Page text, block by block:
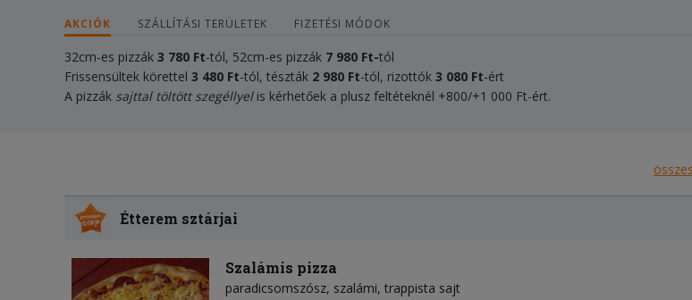
AKCIÓK SZÁLLÍTÁSI TERÜLETEK FIZETÉSI MÓDOK
32cm-es pizzák 3 780 Ft-tól, 52cm-es pizzák 7 980 Ft-tól
Frissensültek körettel 3 480 Ft-tól, tészták 2 980 Ft-tól, rizottók 3 080 Ft-ért
A pizzák sajttal töltött szegéllyelis kérhetőek a plusz feltéteknél +800/+1 000 Ft-ért.
Étterem sztárjai
Szalámis pizza
paradicsomszósz szalámi trappista sajt